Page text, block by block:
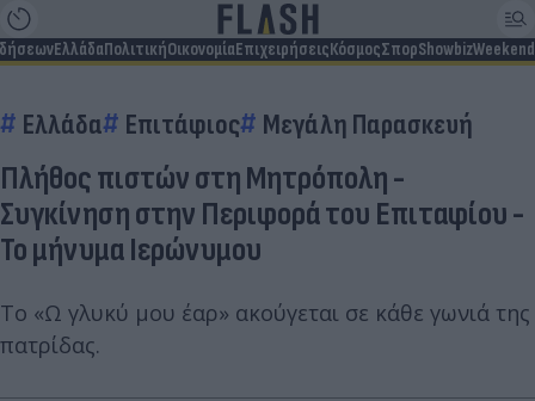
ΕλλάδαΠολιτικήΟικονομίαΕπιχειρήσειςΚόσμοςΣπορShowbizWeekend
Ελλάδα Επιτάφιος Μεγάλη Παρασκευή
Πλήθος πιστών στη Μητρόπολη -
Συγκίνηση στην Περιφορά του Επιταφίου -
Το μήνυμα Ιερώνυμου
Το «Ω γλυκύ μου έαρ» ακούγεται σε κάθε γωνιά της
πατρίδας.